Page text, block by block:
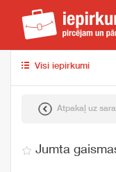
Visi iepirkumi
Atpakaļ uz
Jumta